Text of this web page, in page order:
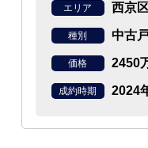
エリア 西京
種別 中古
価格 2450
成約時期 2024